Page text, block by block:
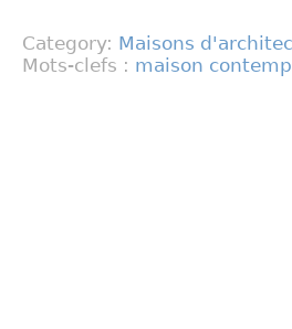
Category: Maisons
Mots-clefs : maison